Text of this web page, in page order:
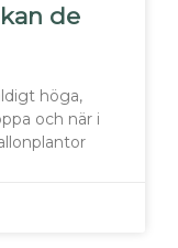
de
höga,
och när i